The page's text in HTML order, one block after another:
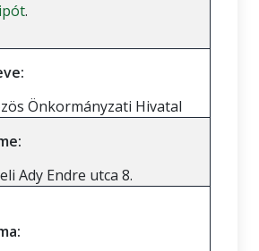
.
Önkormányzati Hivatal
Ady Endre utca 8.